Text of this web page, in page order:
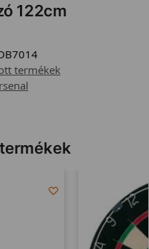
122cm
termékek